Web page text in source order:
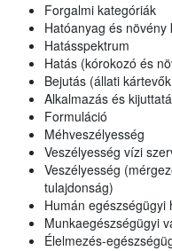
Forgalmi kategóriák
Hatóanyag és növény
Hatásspektrum
Hatás (kórokozó és
Bejutás (állati
Alkalmazás és
Formuláció
Méhveszélyesség
Veszélyesség vízi
Veszélyesség
tulajdonság)
Humán egészségügyi
Munkaegészségügyi
Élelmezés-